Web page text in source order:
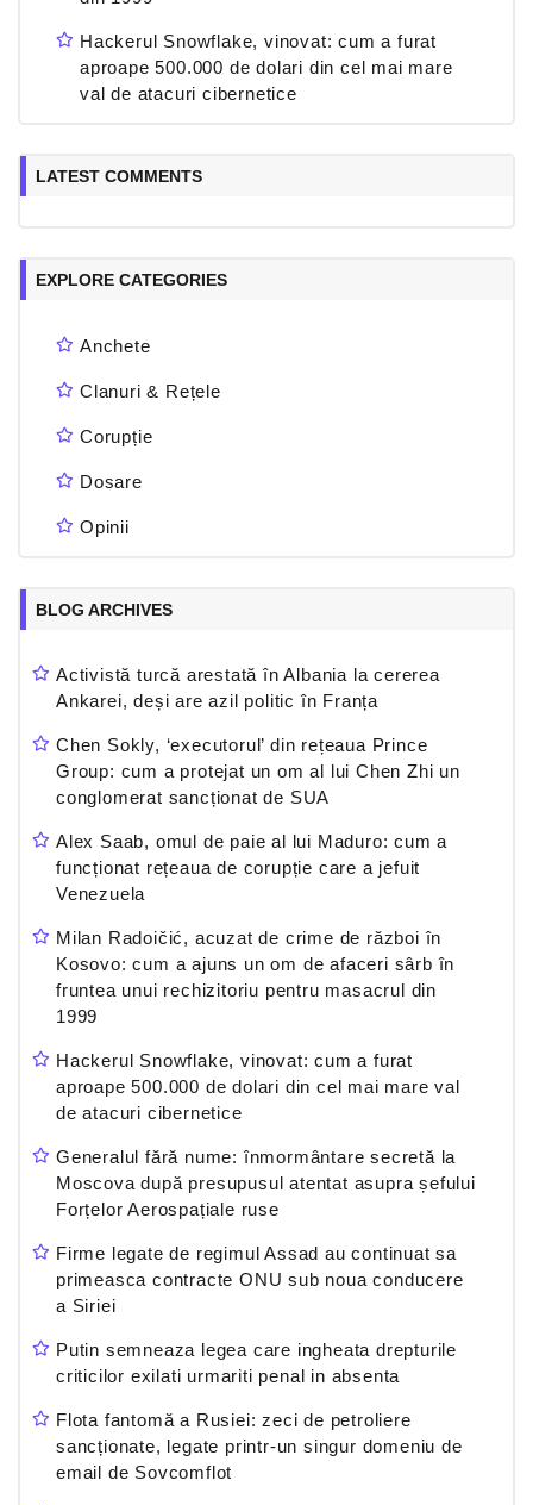
Hackerul Snowflake, vinovat: cum a furat
aproape 500.000 de dolari din cel mai mare
val de atacuri cibernetice
LATEST COMMENTS
EXPLORE CATEGORIES
Anchete
Clanuri & Rețele
Corupție
Dosare
Opinii
BLOG ARCHIVES
Activistă turcă arestată în Albania la cererea
Ankarei, deși are azil politic în Franța
Chen Sokly, ‘executorul’ din rețeaua Prince
Group: cum a protejat un om al lui Chen Zhi un
conglomerat sancționat de SUA
Alex Saab, omul de paie al lui Maduro: cum a
funcționat rețeaua de corupție care a jefuit
Venezuela
Milan Radoičić, acuzat de crime de război în
Kosovo: cum a ajuns un om de afaceri sârb în
fruntea unui rechizitoriu pentru masacrul din
1999
Hackerul Snowflake, vinovat: cum a furat
aproape 500.000 de dolari din cel mai mare val
de atacuri cibernetice
Generalul fără nume: înmormântare secretă la
Moscova după presupusul atentat asupra șefului
Forțelor Aerospațiale ruse
Firme legate de regimul Assad au continuat sa
primeasca contracte ONU sub noua conducere
a Siriei
Putin semneaza legea care ingheata drepturile
criticilor exilati urmariti penal in absenta
Flota fantomă a Rusiei: zeci de petroliere
sancționate, legate printr-un singur domeniu de
email de Sovcomflot